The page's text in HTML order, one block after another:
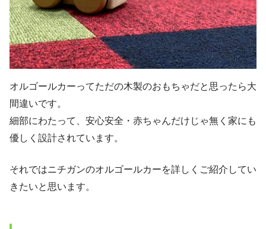
オルゴールカーってただの木製のおもちゃだと思ったら大
間違いです。
細部にわたって、安心安全・赤ちゃんだけじゃ無く家にも
優しく設計されています。
それではニチガンのオルゴールカーを詳しくご紹介してい
きたいと思います。